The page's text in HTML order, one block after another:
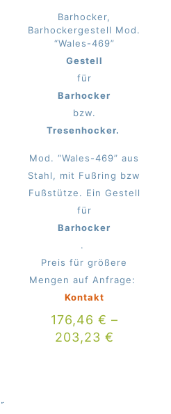
Barhocker,
Barhockergestell Mod.
“Wales-469”
Gestell
für
Barhocker
bzw.
Tresenhocker.
Mod. “Wales-469” aus
Stahl, mit Fußring bzw
Fußstütze. Ein Gestell
für
Barhocker
.
Preis für größere
Mengen auf Anfrage:
Kontakt
176,46 € –
203,23 €